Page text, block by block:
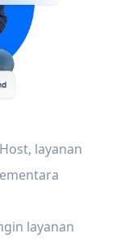
layanan
layanan